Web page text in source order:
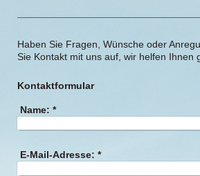
Haben Sie Fragen, Wünsche oder
Sie Kontakt mit uns auf, wir helfen Ihnen
Kontaktformular
Name: *
E-Mail-Adresse: *